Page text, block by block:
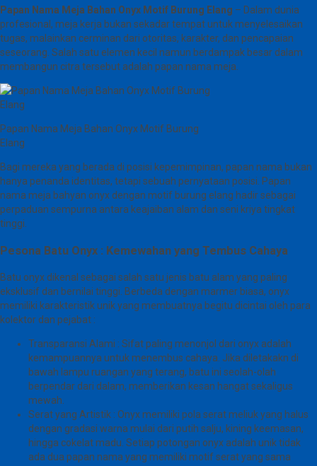
Papan Nama Meja Bahan Onyx Motif Burung Elang – Dalam dunia
profesional, meja kerja bukan sekadar tempat untuk menyelesaikan
tugas, malainkan cerminan dari otoritas, karakter, dan pencapaian
seseorang. Salah satu elemen kecil namun berdampak besar dalam
membangun citra tersebut adalah papan nama meja.
Papan Nama Meja Bahan Onyx Motif Burung
Elang
Bagi mereka yang berada di posisi kepemimpinan, papan nama bukan
hanya penanda identitas, tetapi sebuah pernyataan posisi. Papan
nama meja bahyan onyx dengan motif burung elang hadir sebagai
perpaduan sempurna antara keajaiban alam dan seni kriya tingkat
tinggi.
Pesona Batu Onyx : Kemewahan yang Tembus Cahaya
Batu onyx dikenal sebagai salah satu jenis batu alam yang paling
eksklusif dan bernilai tinggi. Berbeda dengan marmer biasa, onyx
memiliki karakteristik unik yang membuatnya begitu dicintai oleh para
kolektor dan pejabat :
Transparansi Alami : Sifat paling menonjol dari onyx adalah
kemampuannya untuk menembus cahaya. Jika diletakakn di
bawah lampu ruangan yang terang, batu ini seolah-olah
berpendar dari dalam, memberikan kesan hangat sekaligus
mewah.
Serat yang Artistik : Onyx memiliki pola serat meliuk yang halus
dengan gradasi warna mulai dari putih salju, kining keemasan,
hingga cokelat madu. Setiap potongan onyx adalah unik tidak
ada dua papan nama yang memiliki motif serat yang sama